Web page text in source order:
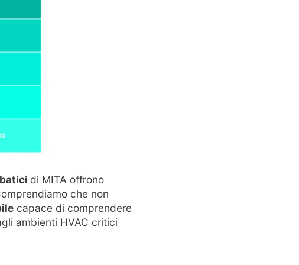
di MITA offrono
che non
capace di comprendere
ambienti HVAC critici